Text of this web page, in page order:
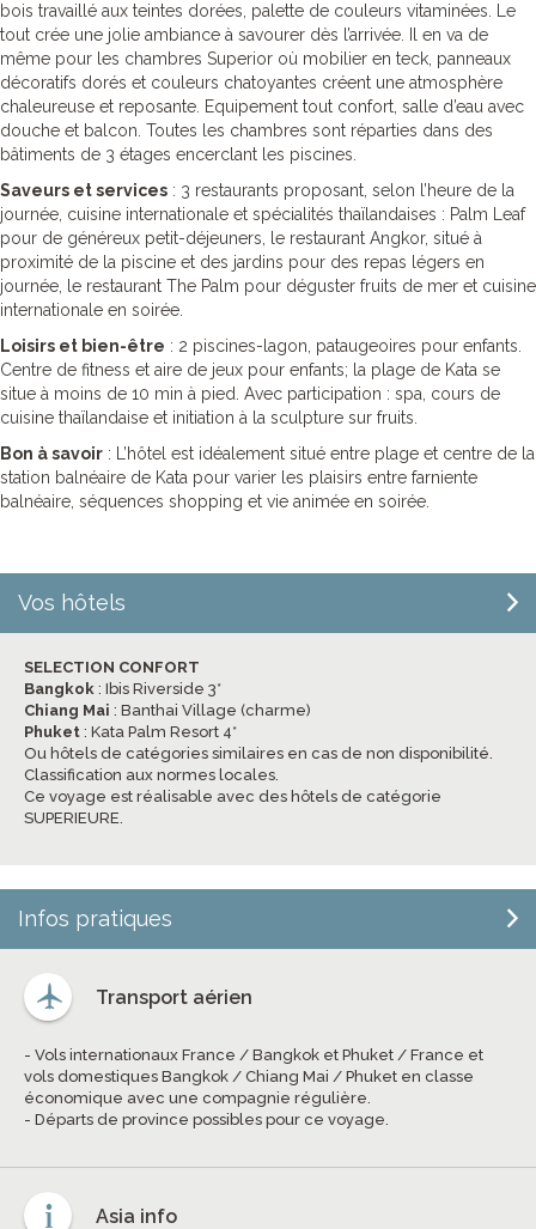
bois travaillé aux teintes dorées, palette de couleurs vitaminées. Le
tout crée une jolie ambiance à savourer dès l’arrivée. Il en va de
même pour les chambres Superior où mobilier en teck, panneaux
décoratifs dorés et couleurs chatoyantes créent une atmosphère
chaleureuse et reposante. Equipement tout confort, salle d’eau avec
douche et balcon. Toutes les chambres sont réparties dans des
bâtiments de 3 étages encerclant les piscines.
Saveurs et services : 3 restaurants proposant, selon l’heure de la
journée, cuisine internationale et spécialités thaïlandaises : Palm Leaf
pour de généreux petit-déjeuners, le restaurant Angkor, situé à
proximité de la piscine et des jardins pour des repas légers en
journée, le restaurant The Palm pour déguster fruits de mer et cuisine
internationale en soirée.
Loisirs et bien-être : 2 piscines-lagon, pataugeoires pour enfants.
Centre de fitness et aire de jeux pour enfants; la plage de Kata se
situe à moins de 10 min à pied. Avec participation : spa, cours de
cuisine thaïlandaise et initiation à la sculpture sur fruits.
Bon à savoir : L’hôtel est idéalement situé entre plage et centre de la
station balnéaire de Kata pour varier les plaisirs entre farniente
balnéaire, séquences shopping et vie animée en soirée.
Vos hôtels
SELECTION CONFORT
Bangkok : Ibis Riverside 3*
Chiang Mai : Banthai Village (charme)
Phuket : Kata Palm Resort 4*
Ou hôtels de catégories similaires en cas de non disponibilité.
Classification aux normes locales.
Ce voyage est réalisable avec des hôtels de catégorie
SUPERIEURE.
Infos pratiques
Transport aérien
- Vols internationaux France / Bangkok et Phuket / France et
vols domestiques Bangkok / Chiang Mai / Phuket en classe
économique avec une compagnie régulière.
- Départs de province possibles pour ce voyage.
Asia info